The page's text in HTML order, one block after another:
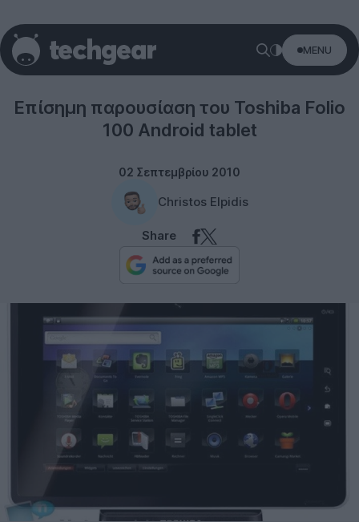
MENU
Επίσημη παρουσίαση του Toshiba Folio
100 Android tablet
02 Σεπτεμβρίου 2010
Christos Elpidis
Share